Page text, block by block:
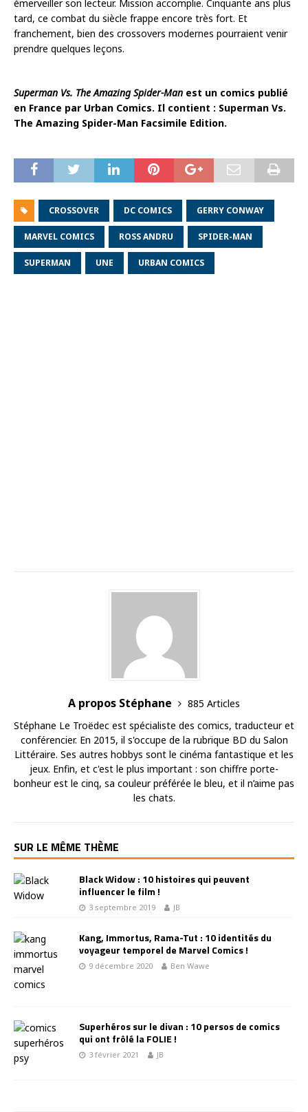
émerveiller son lecteur. Mission accomplie. Cinquante ans plus
tard, ce combat du siècle frappe encore très fort. Et
franchement, bien des crossovers modernes pourraient venir
prendre quelques leçons.
Superman Vs. The Amazing Spider-Man est un comics publié
en France par Urban Comics. Il contient : Superman Vs.
The Amazing Spider-Man Facsimile Edition.
CROSSOVER DC COMICS GERRY CONWAY
MARVEL COMICS ROSS ANDRU SPIDER-MAN
SUPERMAN UNE URBAN COMICS
A propos Stéphane
885 Articles
Stéphane Le Troëdec est spécialiste des comics, traducteur et
conférencier. En 2015, il s'occupe de la rubrique BD du Salon
Littéraire. Ses autres hobbys sont le cinéma fantastique et les
jeux. Enfin, et c'est le plus important : son chiffre porte-
bonheur est le cinq, sa couleur préférée le bleu, et il n’aime pas
les chats.
SUR LE MÊME THÈME
Black Widow : 10 histoires qui peuvent
influencer le film !
3 septembre 2019 JB
Kang, Immortus, Rama-Tut : 10 identités du
voyageur temporel de Marvel Comics !
9 décembre 2020 Ben Wawe
Superhéros sur le divan : 10 persos de comics
qui ont frôlé la FOLIE !
3 février 2021 JB